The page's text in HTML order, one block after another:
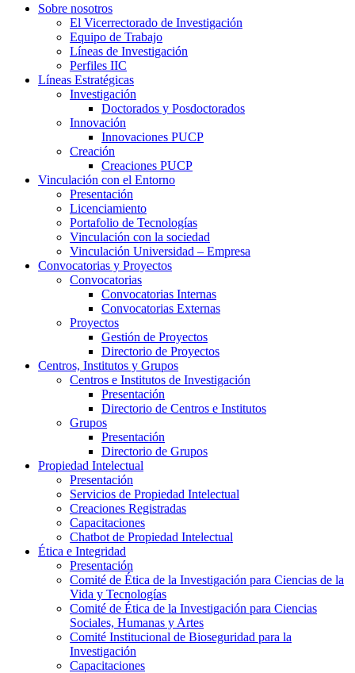
Sobre nosotros
El Vicerrectorado de Investigación
Equipo de Trabajo
Líneas de Investigación
Perfiles IIC
Líneas Estratégicas
Investigación
Doctorados y Posdoctorados
Innovación
Innovaciones PUCP
Creación
Creaciones PUCP
Vinculación con el Entorno
Presentación
Licenciamiento
Portafolio de Tecnologías
Vinculación con la sociedad
Vinculación Universidad – Empresa
Convocatorias y Proyectos
Convocatorias
Convocatorias Internas
Convocatorias Externas
Proyectos
Gestión de Proyectos
Directorio de Proyectos
Centros, Institutos y Grupos
Centros e Institutos de Investigación
Presentación
Directorio de Centros e Institutos
Grupos
Presentación
Directorio de Grupos
Propiedad Intelectual
Presentación
Servicios de Propiedad Intelectual
Creaciones Registradas
Capacitaciones
Chatbot de Propiedad Intelectual
Ética e Integridad
Presentación
Comité de Ética de la Investigación para Ciencias de la
Vida y Tecnologías
Comité de Ética de la Investigación para Ciencias
Sociales, Humanas y Artes
Comité Institucional de Bioseguridad para la
Investigación
Capacitaciones